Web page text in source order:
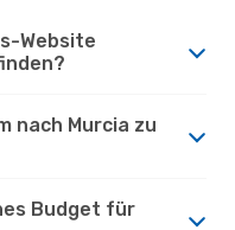
Website
nach Murcia zu
Budget für